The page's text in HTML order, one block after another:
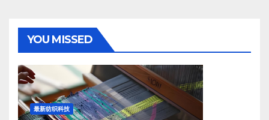
YOU MISSED
最新纺织科技